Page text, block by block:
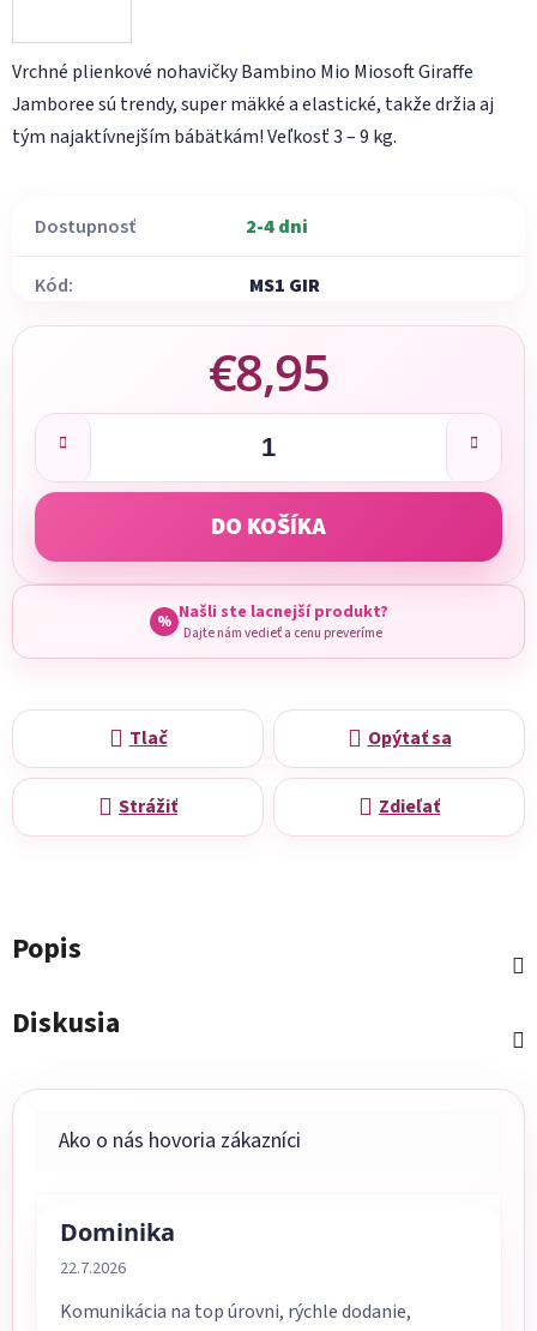
Vrchné plienkové nohavičky Bambino Mio Miosoft Giraffe
Jamboree sú trendy, super mäkké a elastické, takže držia aj
tým najaktívnejším bábätkám! Veľkosť 3 – 9 kg.
Dostupnosť 2-4 dni
Kód: MS1 GIR
€8,95
Jednotková cena:
DO KOŠÍKA
% Našli ste lacnejší produkt?
Dajte nám vedieť a cenu preveríme
Tlač Opýtať sa
Strážiť Zdieľať
Popis
Diskusia
Dominika
Hodnotenie obchodu je 5 z 5 hviezdičiek.
22.7.2026
Komunikácia na top úrovni, rýchle dodanie,